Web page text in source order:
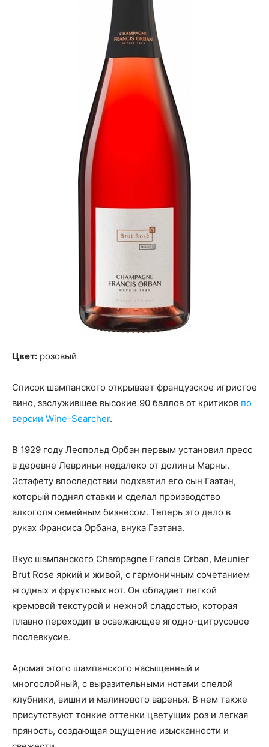
Цвет: розовый
Список шампанского открывает французское игристое
вино, заслужившее высокие 90 баллов от критиков по
версии Wine-Searcher.
В 1929 году Леопольд Орбан первым установил пресс
в деревне Левриньи недалеко от долины Марны.
Эстафету впоследствии подхватил его сын Гаэтан,
который поднял ставки и сделал производство
алкоголя семейным бизнесом. Теперь это дело в
руках Франсиса Орбана, внука Гаэтана.
Вкус шампанского Champagne Francis Orban, Meunier
Brut Rose яркий и живой, с гармоничным сочетанием
ягодных и фруктовых нот. Он обладает легкой
кремовой текстурой и нежной сладостью, которая
плавно переходит в освежающее ягодно-цитрусовое
послевкусие.
Аромат этого шампанского насыщенный и
многослойный, с выразительными нотами спелой
клубники, вишни и малинового варенья. В нем также
присутствуют тонкие оттенки цветущих роз и легкая
пряность, создающая ощущение изысканности и